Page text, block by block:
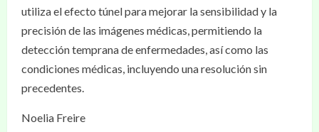
utiliza el efecto túnel para mejorar la sensibilidad y la
precisión de las imágenes médicas, permitiendo la
detección temprana de enfermedades, así como las
condiciones médicas, incluyendo una resolución sin
precedentes.
Noelia Freire